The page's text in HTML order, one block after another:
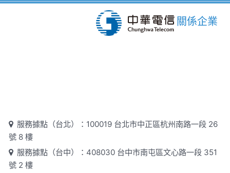
關係企業
服務據點（台北）：100019 台北市中正區杭州南路一段 26
號 8 樓
服務據點（台中）：408030 台中市南屯區文心路一段 351
號 2 樓